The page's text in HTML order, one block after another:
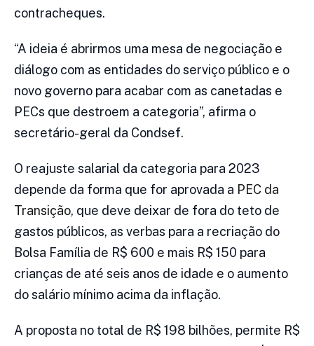
contracheques.
“A ideia é abrirmos uma mesa de negociação e
diálogo com as entidades do serviço público e o
novo governo para acabar com as canetadas e
PECs que destroem a categoria”, afirma o
secretário-geral da Condsef.
O reajuste salarial da categoria para 2023
depende da forma que for aprovada a PEC da
Transição, que deve deixar de fora do teto de
gastos públicos, as verbas para a recriação do
Bolsa Família de R$ 600 e mais R$ 150 para
crianças de até seis anos de idade e o aumento
do salário mínimo acima da inflação.
A proposta no total de R$ 198 bilhões, permite R$